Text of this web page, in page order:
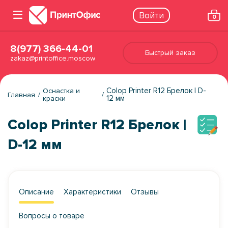
Войти 0
8(977) 366-44-01
zakaz@printoffice.moscow
Быстрый заказ
Главная
Оснастка и
краски
Colop Printer R12 Брелок | D-
12 мм
Colop Printer R12 Брелок |
D-12 мм
Описание Характеристики Отзывы
Вопросы о товаре